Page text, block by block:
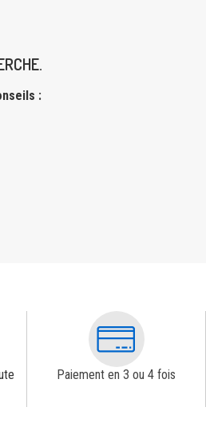
:
Paiement en 3 ou 4 fois